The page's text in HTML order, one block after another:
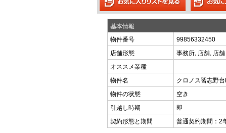
基本情報
物件番号
99856332450
店舗形態
事務所, 店舗, 店舗
オススメ業種
物件名
クロノス習志野
物件の状態
空き
引越し時期
即
契約形態と期間
普通契約期間：2